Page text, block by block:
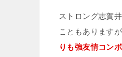
ストロング志賀
こともあります
りも強友情コン